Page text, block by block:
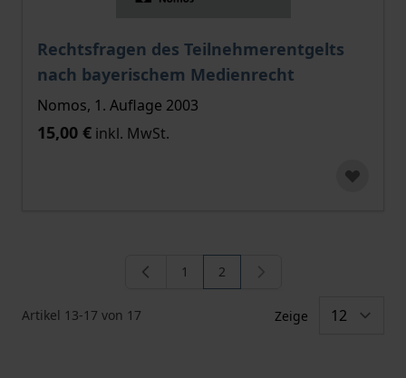
Rechtsfragen des Teilnehmerentgelts
nach bayerischem Medienrecht
Nomos, 1. Auflage 2003
15,00 € inkl. MwSt.
Artikel 13-17 von 17
Seite
1 Sie lesen gerade die Seite
2
Zeige